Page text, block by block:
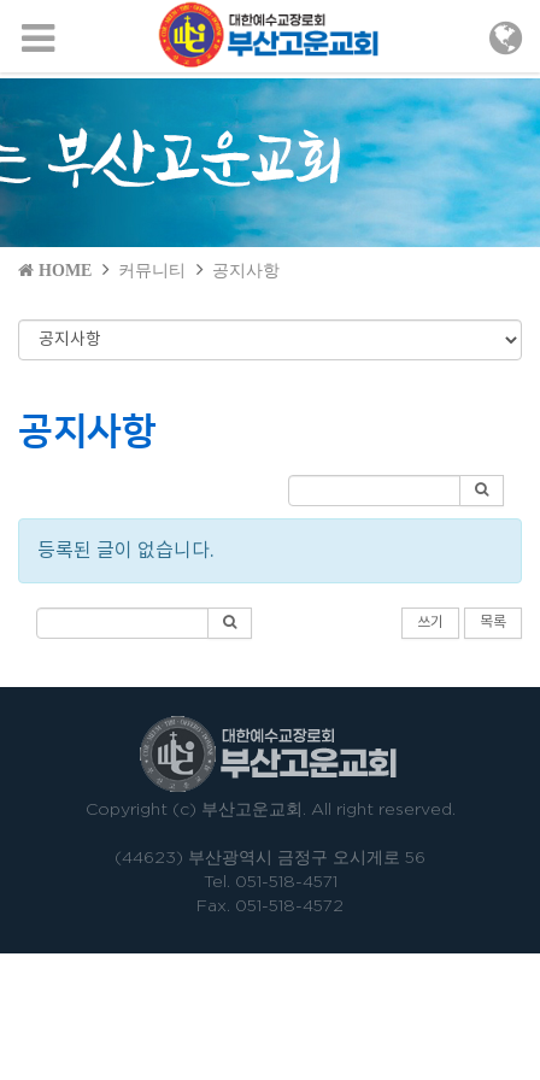
메뉴 건너뛰기
HOME 커뮤니티 공지사항
공지사항
등록된 글이 없습니다.
쓰기 목록
Copyright (c) 부산고운교회. All right reserved.
(44623) 부산광역시 금정구 오시게로 56
Tel. 051-518-4571
Fax. 051-518-4572